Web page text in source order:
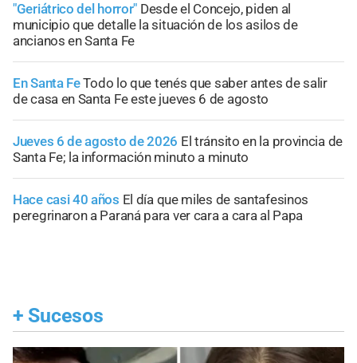
"Geriátrico del horror" Desde el Concejo, piden al
municipio que detalle la situación de los asilos de
ancianos en Santa Fe
En Santa FeTodo lo que tenés que saber antes de salir
de casa en Santa Fe este jueves 6 de agosto
Jueves 6 de agosto de 2026 El tránsito en la provincia de
Santa Fe; la información minuto a minuto
Hace casi 40 años El día que miles de santafesinos
peregrinaron a Paraná para ver cara a cara al Papa
+ Sucesos